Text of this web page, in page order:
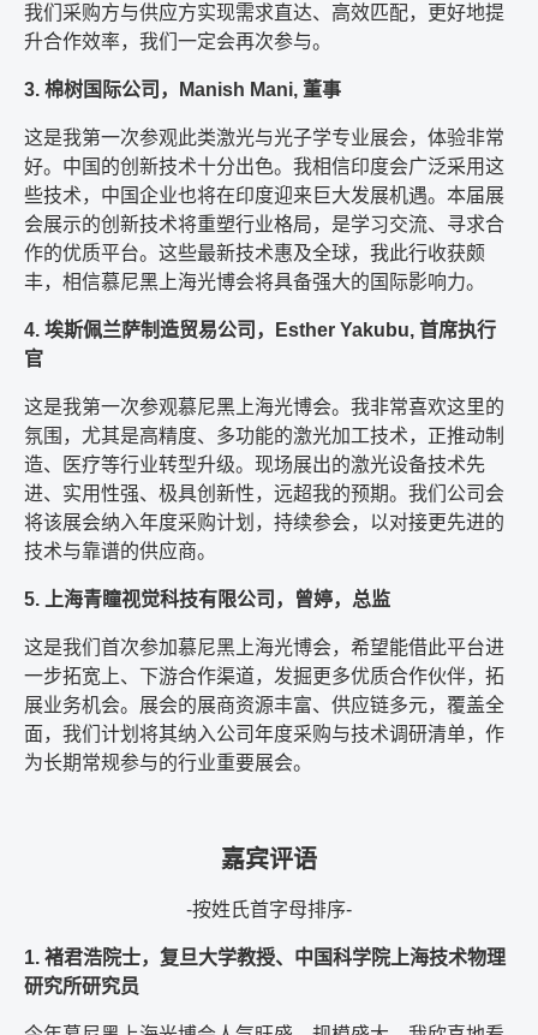
我们采购方与供应方实现需求直达、高效匹配，更好地提
升合作效率，我们一定会再次参与。
3. 棉树国际公司，Manish Mani, 董事
这是我第一次参观此类激光与光子学专业展会，体验非常
好。中国的创新技术十分出色。我相信印度会广泛采用这
些技术，中国企业也将在印度迎来巨大发展机遇。本届展
会展示的创新技术将重塑行业格局，是学习交流、寻求合
作的优质平台。这些最新技术惠及全球，我此行收获颇
丰，相信慕尼黑上海光博会将具备强大的国际影响力。
4. 埃斯佩兰萨制造贸易公司，Esther Yakubu, 首席执行
官
这是我第一次参观慕尼黑上海光博会。我非常喜欢这里的
氛围，尤其是高精度、多功能的激光加工技术，正推动制
造、医疗等行业转型升级。现场展出的激光设备技术先
进、实用性强、极具创新性，远超我的预期。我们公司会
将该展会纳入年度采购计划，持续参会，以对接更先进的
技术与靠谱的供应商。
5. 上海青瞳视觉科技有限公司，曾婷，总监
这是我们首次参加慕尼黑上海光博会，希望能借此平台进
一步拓宽上、下游合作渠道，发掘更多优质合作伙伴，拓
展业务机会。展会的展商资源丰富、供应链多元，覆盖全
面，我们计划将其纳入公司年度采购与技术调研清单，作
为长期常规参与的行业重要展会。
嘉宾评语
-按姓氏首字母排序-
1. 褚君浩院士，复旦大学教授、中国科学院上海技术物理
研究所研究员